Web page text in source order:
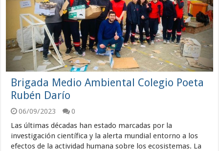
Brigada Medio Ambiental Colegio Poeta
Rubén Darío
06/09/2023
0
Las últimas décadas han estado marcadas por la
investigación científica y la alerta mundial entorno a los
efectos de la actividad humana sobre los ecosistemas. La